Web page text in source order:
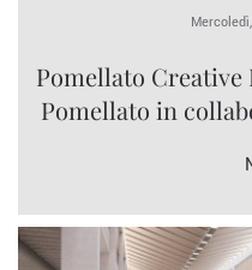
Pomellato
Pomellato in